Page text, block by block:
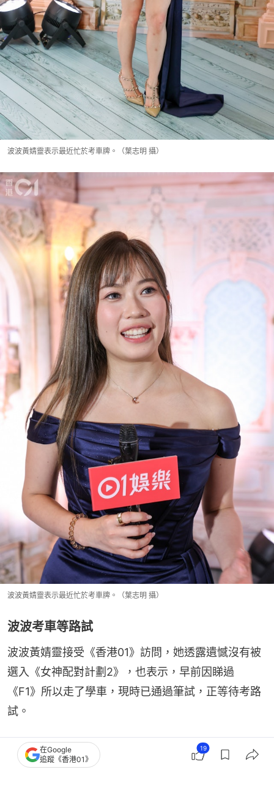
波波黃婧靈表示最近忙於考車牌。（葉志明 攝）
波波黃婧靈表示最近忙於考車牌。（葉志明 攝）
波波考車等路試
波波黃婧靈接受《香港01》訪問，她透露遺憾沒有被
選入《女神配對計劃2》，也表示，早前因睇過
《F1》所以走了學車，現時已通過筆試，正等待考路
試。
陳茵媺 諸葛梓岐 黃婧靈（波波）
在Google
追蹤《香港01》
19